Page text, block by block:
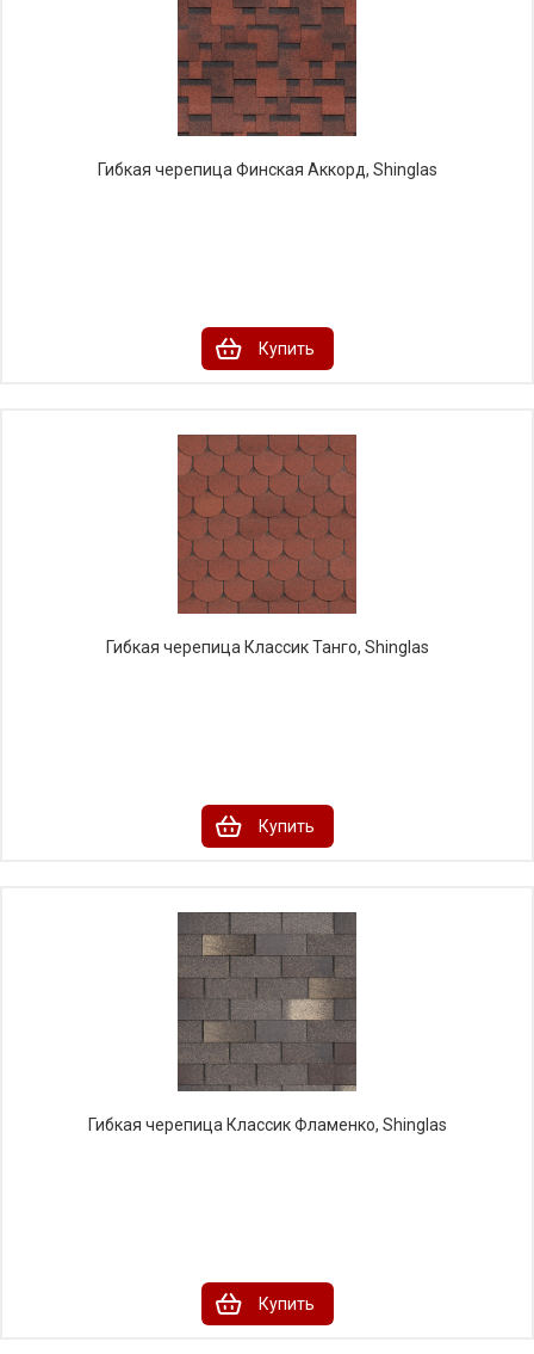
Гибкая черепица Финская Аккорд, Shinglas
Купить
Гибкая черепица Классик Танго, Shinglas
Купить
Гибкая черепица Классик Фламенко, Shinglas
Купить